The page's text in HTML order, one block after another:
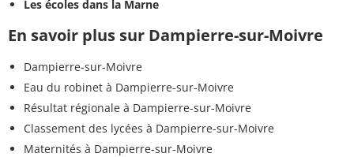
Les écoles dans la Marne
En savoir plus sur Dampierre-sur-Moivre
Dampierre-sur-Moivre
Eau du robinet à Dampierre-sur-Moivre
Résultat régionale à Dampierre-sur-Moivre
Classement des lycées à Dampierre-sur-Moivre
Maternités à Dampierre-sur-Moivre